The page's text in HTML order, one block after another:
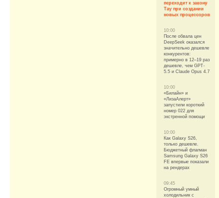
переходит к закону
Тау при создании
новых процессоров
10:00
После обвала цен
DeepSeek оказался
значительно дешевле
конкурентов:
примерно в 12–19 раз
дешевле, чем GPT-
5.5 и Claude Opus 4.7
10:00
«Билайн» и
«ЛизаАлерт»
запустили короткий
номер 022 для
экстренной помощи
10:00
Как Galaxy S26,
только дешевле.
Бюджетный флагман
Samsung Galaxy S26
FE впервые показали
на рендерах
09:45
Огромный умный
холодильник с